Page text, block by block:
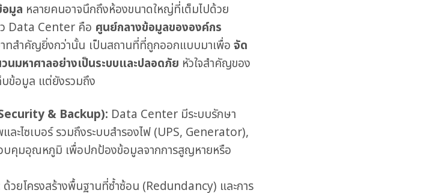
มูล หลายคนอาจนึกถึงห้องขนาดใหญ่ที่เต็มไปด้วย
ว Data Center คือ ศูนย์กลางข้อมูลขององค์กร
ทสำคัญยิ่งกว่านั้น เป็นสถานที่ที่ถูกออกแบบมาเพื่อ จัด
นมหาศาลอย่างเป็นระบบและปลอดภัย หัวใจสำคัญของ
ข้อมูล แต่ยังรวมถึง
& Backup): Data Center มีระบบรักษา
ะไซเบอร์ รวมถึงระบบสำรองไฟ (UPS, Generator),
บคุมอุณหภูมิ เพื่อปกป้องข้อมูลจากการสูญหายหรือ
ด้วยโครงสร้างพื้นฐานที่ซ้ำซ้อน (Redundancy) และการ